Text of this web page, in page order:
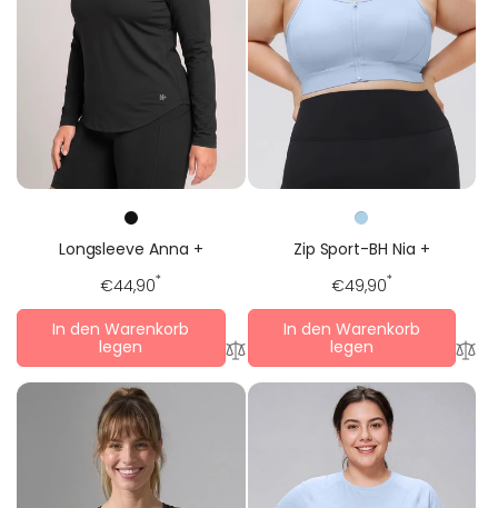
Longsleeve Anna +
Regulärer
Preis
€44,90*
In den Warenkorb
legen
Zip Sport-BH Nia +
Regulärer
Preis
€49,90*
In den Warenkorb
legen